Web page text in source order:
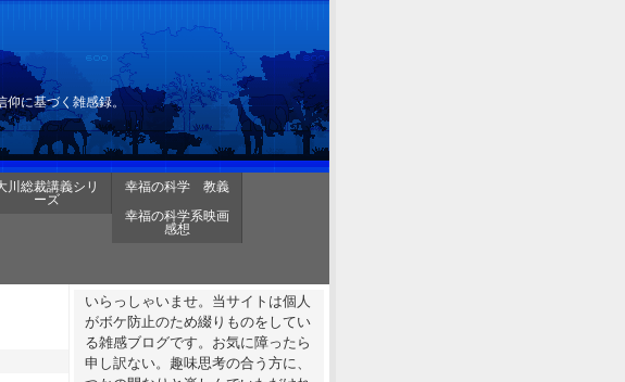
仰に基づく雑感録。
川総裁講義シリ
ーズ
幸福の科学 教義
幸福の科学系映画
感想
いらっしゃいませ。当サイトは個人
がボケ防止のため綴りものをしてい
る雑感ブログです。お気に障ったら
申し訳ない。趣味思考の合う方に、